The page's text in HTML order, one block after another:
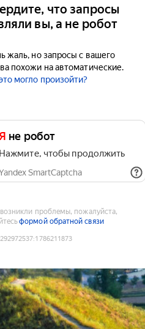
что запросы
вы, а не робот
жаль, но запросы с вашего
похожи на автоматические.
могло произойти?
Я не робот
Нажмите, чтобы продолжить
SmartCaptcha
возникли проблемы, пожалуйста,
формой обратной связи
:1786211873